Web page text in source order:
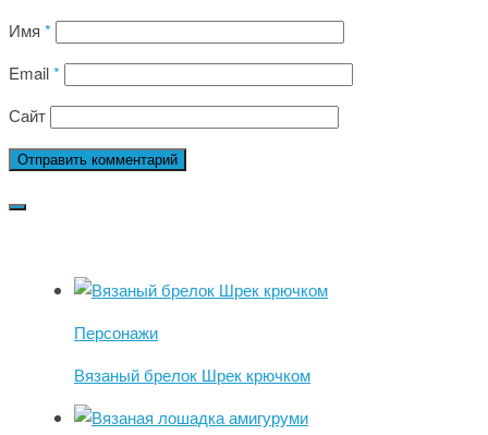
Имя *
Email*
Сайт
Персонажи
Вязаный брелок Шрек крючком